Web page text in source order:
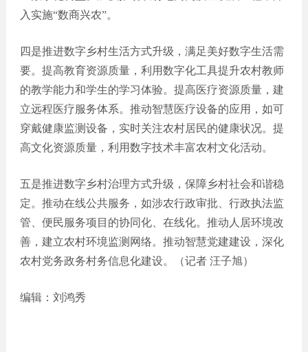
入实施“数商兴农”。
四是推进数字乡村生活方式升级，满足美好数字生活需
要。提高教育资源质量，利用数字化工具提升农村教师
的教学能力和学生的学习体验。提高医疗资源质量，建
立远程医疗服务体系。推动智慧医疗设备的应用，如可
穿戴健康监测设备，实时关注农村居民的健康状况。提
高文化资源质量，利用数字技术丰富农村文化活动。
五是推进数字乡村治理方式升级，保障乡村社会和谐稳
定。推动在线公共服务，如涉农行政审批、行政执法监
管、便民服务项目的协同化、在线化。推动人居环境改
善，建立农村环境监测网络。推动智慧党建建设，深化
农村党务政务村务信息化建设。（记者 汪子旭）
编辑：刘鸿秀